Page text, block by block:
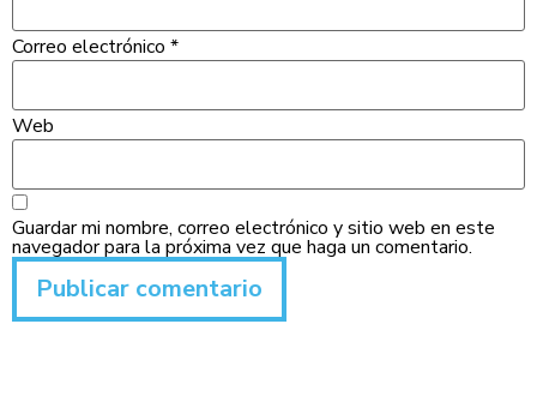
Correo electrónico *
Web
Guardar mi nombre, correo electrónico y sitio web en este
navegador para la próxima vez que haga un comentario.